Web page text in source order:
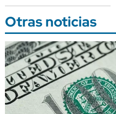
Otras noticias